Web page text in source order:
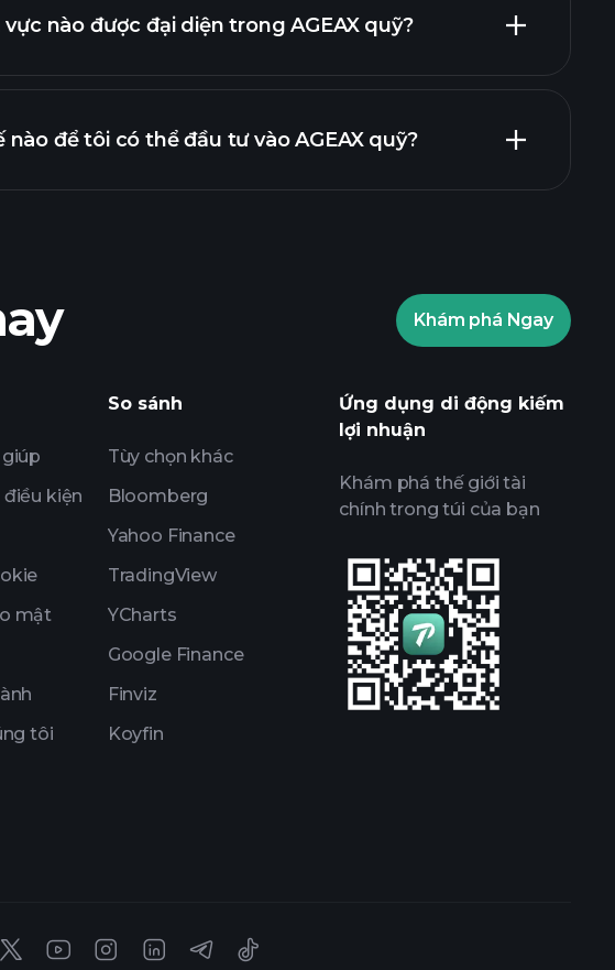
khoản nắm giữ
vực nào được đại diện trong AGEAX quỹ?
nào để tôi có thể đầu tư vào AGEAX quỹ?
Playtrade
Khám phá Ngay
kiện
mật
tôi
So sánh
Tùy chọn khác
Bloomberg
Yahoo Finance
TradingView
YCharts
Google Finance
Finviz
Koyfin
Ứng dụng di động kiếm
lợi nhuận
Khám phá thế giới tài
chính trong túi của bạn